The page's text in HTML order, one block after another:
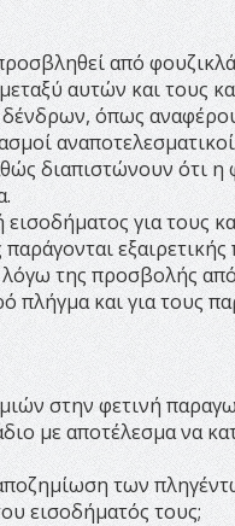
από
αυτών και τους
δένδρων, όπως
διαπιστώνουν ότι η
για τους
εξαιρετικής
λόγω της προσβολής
πλήγμα και για τους
στην φετινή
με αποτέλεσμα να
των
εισοδήματός τους;